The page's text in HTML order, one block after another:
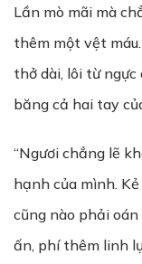
Lần mò mãi mà
thêm một vệt
thở dài, lôi từ ngực
băng cả hai tay
“Ngươi chẳng lẽ
hạnh của mình.
cũng nào phải
ấn, phí thêm linh